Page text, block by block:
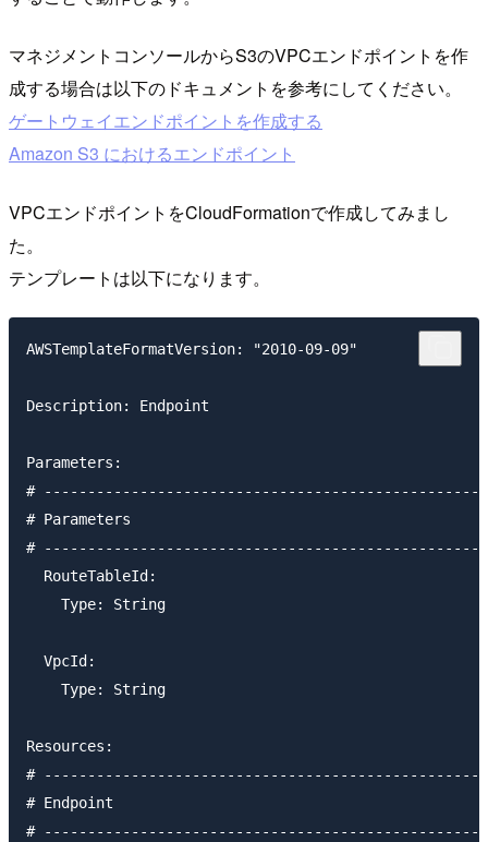
マネジメントコンソールからS3のVPCエンドポイントを作
成する場合は以下のドキュメントを参考にしてください。
ゲートウェイエンドポイントを作成する
Amazon S3 におけるエンドポイント
VPCエンドポイントをCloudFormationで作成してみまし
た。
テンプレートは以下になります。
AWSTemplateFormatVersion: "2010-09-09"
Description: Endpoint
Parameters:
#
# Parameters
#
  RouteTableId:
    Type: String
  VpcId:
    Type: String
Resources:
#
# Endpoint
#